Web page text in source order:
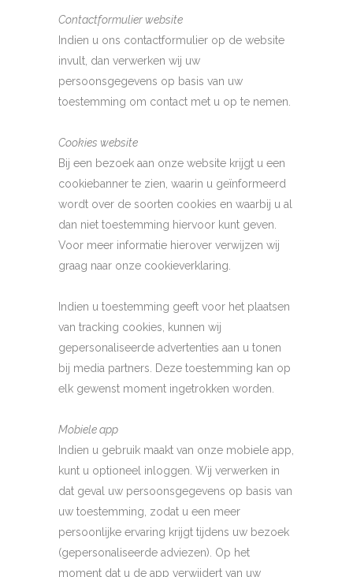
Contactformulier website
Indien u ons contactformulier op de website
invult, dan verwerken wij uw
persoonsgegevens op basis van uw
toestemming om contact met u op te nemen.
Cookies website
Bij een bezoek aan onze website krijgt u een
cookiebanner te zien, waarin u geïnformeerd
wordt over de soorten cookies en waarbij u al
dan niet toestemming hiervoor kunt geven.
Voor meer informatie hierover verwijzen wij
graag naar onze cookieverklaring.
Indien u toestemming geeft voor het plaatsen
van tracking cookies, kunnen wij
gepersonaliseerde advertenties aan u tonen
bij media partners. Deze toestemming kan op
elk gewenst moment ingetrokken worden.
Mobiele app
Indien u gebruik maakt van onze mobiele app,
kunt u optioneel inloggen. Wij verwerken in
dat geval uw persoonsgegevens op basis van
uw toestemming, zodat u een meer
persoonlijke ervaring krijgt tijdens uw bezoek
(gepersonaliseerde adviezen). Op het
moment dat u de app verwijdert van uw